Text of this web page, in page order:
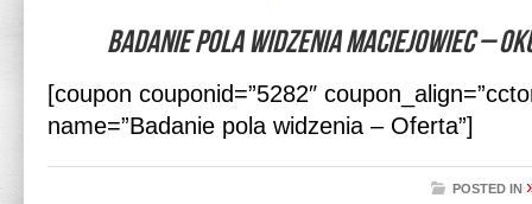
Badanie pola widzenia Maciejowiec –
[coupon couponid=”5282″
name=”Badanie pola widzenia – Oferta”]
POSTED IN